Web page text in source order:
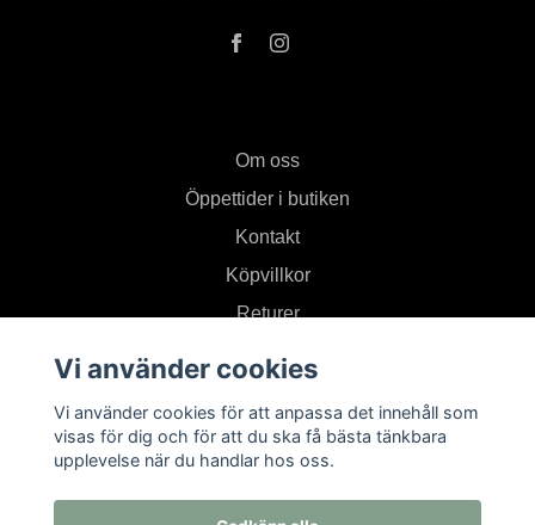
Om oss
Öppettider i butiken
Kontakt
Köpvillkor
Returer
Prenumerera på vårt nyhetsbrev
Vi använder cookies
Vi använder cookies för att anpassa det innehåll som
visas för dig och för att du ska få bästa tänkbara
upplevelse när du handlar hos oss.